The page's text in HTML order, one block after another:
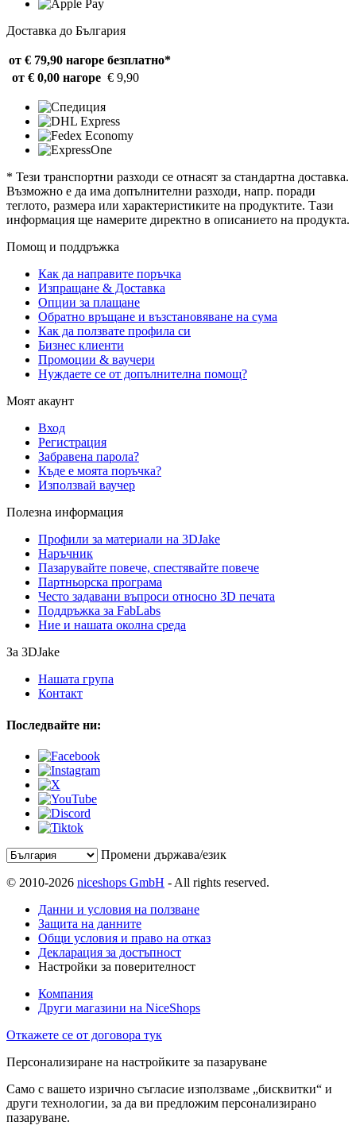
Доставка до България
от € 79,90 нагоре безплатно*
от € 0,00 нагоре € 9,90
* Тези транспортни разходи се отнасят за стандартна доставка.
Възможно е да има допълнителни разходи, напр. поради
теглото, размера или характеристиките на продуктите. Тази
информация ще намерите директно в описанието на продукта.
Помощ и поддръжка
Как да направите поръчка
Изпращане & Доставка
Опции за плащане
Обратно връщане и възстановяване на сума
Как да ползвате профила си
Бизнес клиенти
Промоции & ваучери
Нуждаете се от допълнителна помощ?
Моят акаунт
Вход
Регистрация
Забравена парола?
Къде е моята поръчка?
Използвай ваучер
Полезна информация
Профили за материали на 3DJake
Наръчник
Пазарувайте повече, спестявайте повече
Партньорска програма
Често задавани въпроси относно 3D печата
Поддръжка за FabLabs
Ние и нашата околна среда
За 3DJake
Нашата група
Контакт
Последвайте ни:
Промени държава/език
© 2010-2026 niceshops GmbH - All rights reserved.
Данни и условия на ползване
Защита на данните
Общи условия и право на отказ
Декларация за достъпност
Настройки за поверителност
Компания
Други магазини на NiceShops
Откажете се от договора тук
Персонализиране на настройките за пазаруване
Само с вашето изрично съгласие използваме „бисквитки“ и
други технологии, за да ви предложим персонализирано
пазаруване.